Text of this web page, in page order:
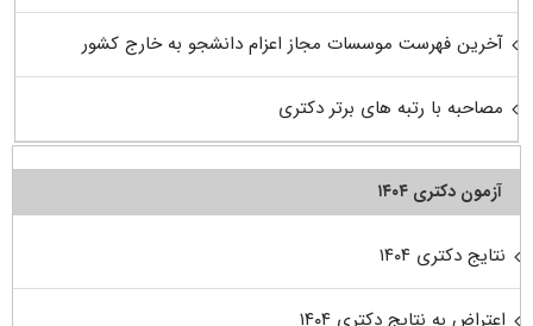
آخرین فهرست موسسات مجاز اعزام دانشجو به خارج کشور
مصاحبه با رتبه های برتر دکتری
آزمون دکتری ۱۴۰۴
نتایج دکتری ۱۴۰۴